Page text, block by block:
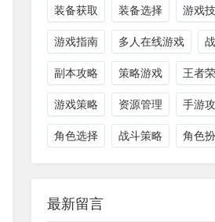
装备获取 装备选择 游戏
游戏指南 多人在线游戏
副本攻略 策略游戏 王者
游戏策略 资源管理 手游
角色选择 战斗策略 角色
最新留言